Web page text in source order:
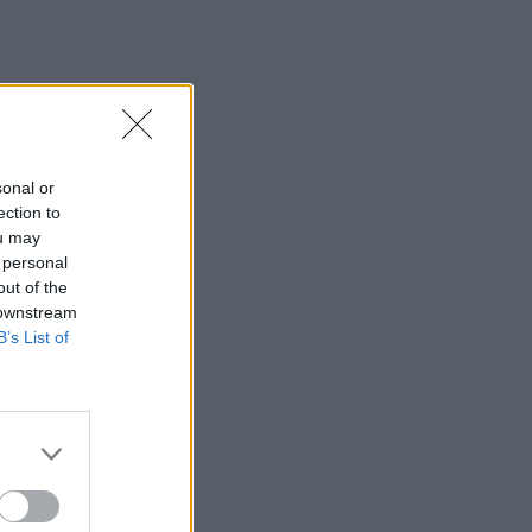
or
to
may
of the
List of
Σητεία: Φωτιά στα Αχλάδια, δύσκολη
μάχη με τις φλόγες - Βίντεο